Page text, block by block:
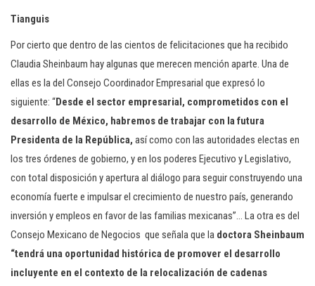
Tianguis
Por cierto que dentro de las cientos de felicitaciones que ha recibido
Claudia Sheinbaum hay algunas que merecen mención aparte. Una de
ellas es la del Consejo Coordinador Empresarial que expresó lo
siguiente: “Desde el sector empresarial, comprometidos con el
desarrollo de México, habremos de trabajar con la futura
Presidenta de la República, así como con las autoridades electas en
los tres órdenes de gobierno, y en los poderes Ejecutivo y Legislativo,
con total disposición y apertura al diálogo para seguir construyendo una
economía fuerte e impulsar el crecimiento de nuestro país, generando
inversión y empleos en favor de las familias mexicanas”… La otra es del
Consejo Mexicano de Negocios que señala que la doctora Sheinbaum
“tendrá una oportunidad histórica de promover el desarrollo
incluyente en el contexto de la relocalización de cadenas